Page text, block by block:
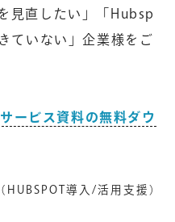
見直したい」「Hubsp
ていない」企業様をご
ービス資料の無料ダウ
HUBSPOT導入/活用支援）